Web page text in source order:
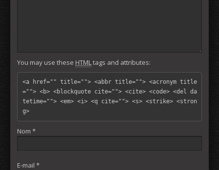
You may use these HTMLtags and attributes:
<a href="" title=""> <abbr title=""> <acronym title
=""> <b> <blockquote cite=""> <cite> <code> <del da
tetime=""> <em> <i> <q cite=""> <s> <strike> <stron
g>
Nom *
E-mail *